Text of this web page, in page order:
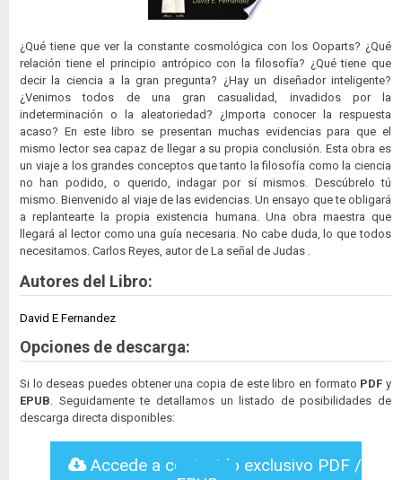
¿Qué tiene que ver la constante cosmológica con los Ooparts? ¿Qué
relación tiene el principio antrópico con la filosofía? ¿Qué tiene que
decir la ciencia a la gran pregunta? ¿Hay un diseñador inteligente?
¿Venimos todos de una gran casualidad, invadidos por la
indeterminación o la aleatoriedad? ¿Importa conocer la respuesta
acaso? En este libro se presentan muchas evidencias para que el
mismo lector sea capaz de llegar a su propia conclusión. Esta obra es
un viaje a los grandes conceptos que tanto la filosofía como la ciencia
no han podido, o querido, indagar por sí mismos. Descúbrelo tú
mismo. Bienvenido al viaje de las evidencias. Un ensayo que te obligará
a replantearte la propia existencia humana. Una obra maestra que
llegará al lector como una guía necesaria. No cabe duda, lo que todos
necesitamos. Carlos Reyes, autor de La señal de Judas .
Autores del Libro:
David E Fernandez
Opciones de descarga:
Si lo deseas puedes obtener una copia de este libro en formato PDF y
EPUB . Seguidamente te detallamos un listado de posibilidades de
descarga directa disponibles:
Accede a contenido exclusivo PDF /